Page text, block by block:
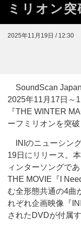
ミリオン突
2025年11月19日 / 12:30
SoundScan
2025年11月17日～
『THE WINTER
ーフミリオンを突
INIのニューシン
19日にリリース。
ィンターソングで
THE MOVIE『I
む全形態共通の4曲
れぞれ企画映像『
されたDVDが付属す